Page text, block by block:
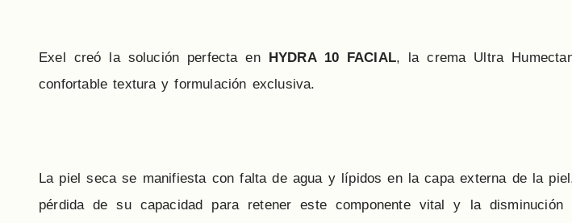
Exel creó la solución perfecta en HYDRA 10 FACIAL, la crema Ultra
confortable textura y formulación exclusiva.
La piel seca se manifiesta con falta de agua y lípidos en la capa externa de la
pérdida de su capacidad para retener este componente vital y la